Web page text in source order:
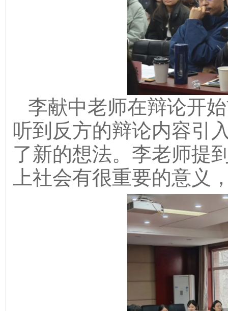
李献中老师在辩论开
听到反方的辩论内容引
了新的想法。李老师提
上社会有很重要的意义